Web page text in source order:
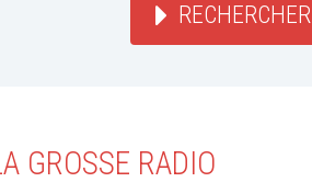
RECHERCHER
GROSSE RADIO